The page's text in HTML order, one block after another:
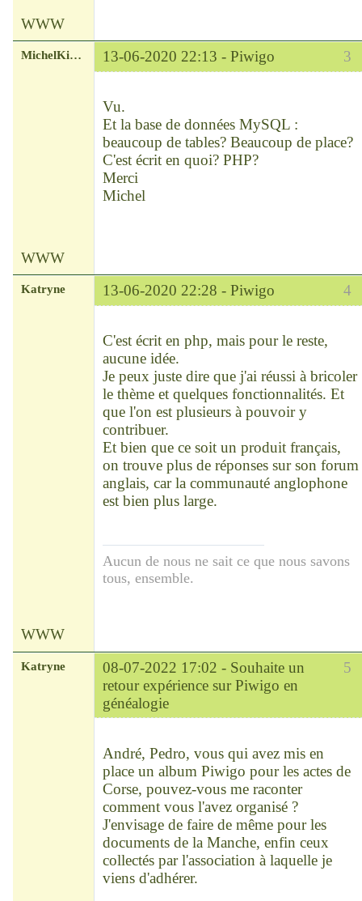
WWW
3
MichelKirsch 13-06-2020 22:13 - Piwigo
Vu.
Et la base de données MySQL :
beaucoup de tables? Beaucoup de place?
C'est écrit en quoi? PHP?
Merci
Michel
WWW
4
Katryne 13-06-2020 22:28 - Piwigo
C'est écrit en php, mais pour le reste,
aucune idée.
Je peux juste dire que j'ai réussi à bricoler
le thème et quelques fonctionnalités. Et
que l'on est plusieurs à pouvoir y
contribuer.
Et bien que ce soit un produit français,
on trouve plus de réponses sur son forum
anglais, car la communauté anglophone
est bien plus large.
Aucun de nous ne sait ce que nous savons
tous, ensemble.
WWW
5
Katryne 08-07-2022 17:02 - Souhaite un
retour expérience sur Piwigo en
généalogie
André, Pedro, vous qui avez mis en
place un album Piwigo pour les actes de
Corse, pouvez-vous me raconter
comment vous l'avez organisé ?
J'envisage de faire de même pour les
documents de la Manche, enfin ceux
collectés par l'association à laquelle je
viens d'adhérer.